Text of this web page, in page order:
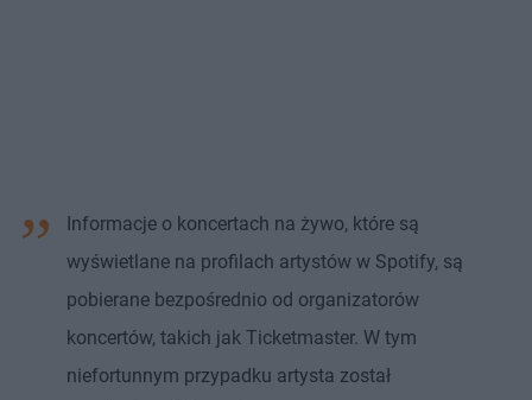
Informacje o koncertach na żywo, które są
wyświetlane na profilach artystów w Spotify, są
pobierane bezpośrednio od organizatorów
koncertów, takich jak Ticketmaster. W tym
niefortunnym przypadku artysta został